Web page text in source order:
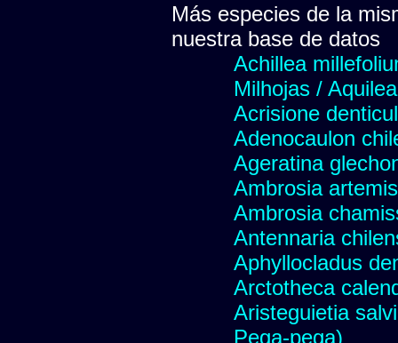
Más especies de la
nuestra base de datos
Achillea
Milhojas /
Acrisione
Adenocaulon
Ageratina
Ambrosia
Ambrosia
Antennaria
Aphyllocladus
Arctotheca
Aristeguietia
Pega-pega)